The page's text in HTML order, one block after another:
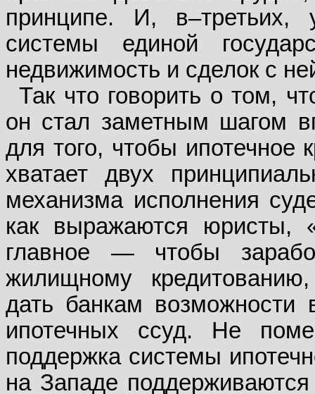
принципе. И, в–третьих,
системы единой
недвижимость и сделок с
Так что говорить о том,
он стал заметным шагом
для того, чтобы ипотечное
хватает двух
механизма исполнения
как выражаются юристы,
главное — чтобы
жилищному
дать банкам возможности
ипотечных ссуд. Не
поддержка системы
на Западе